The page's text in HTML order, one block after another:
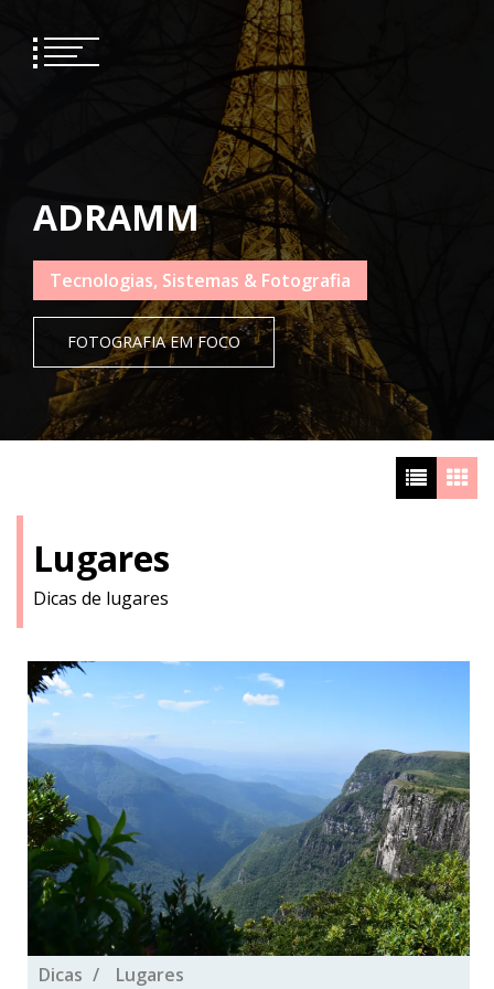
content
ADRAMM
Tecnologias, Sistemas & Fotografia
FOTOGRAFIA EM FOCO
Lugares
Dicas de lugares
Dicas Lugares